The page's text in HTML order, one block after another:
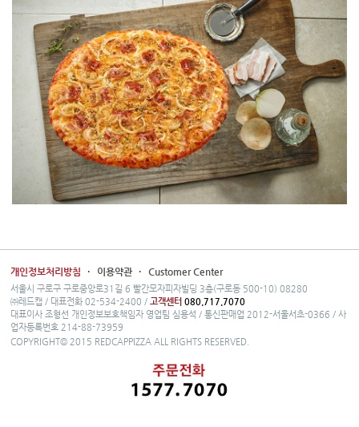
개인정보처리방침 · 이용약관 · Customer Center
서울시 구로구 구로중앙로31길 6 빨간모자피자빌딩 3층(구로동 500-10) 08280
㈜레드캡 / 대표전화 02-534-2400 /고객센터 080.717.7070
대표이사 조형선 개인정보보호책임자 영업팀 심용석 / 통신판매업 2012-서울서초-0366 / 사
업자등록번호 214-88-73959
COPYRIGHT© 2015 REDCAPPIZZA ALL RIGHTS RESERVED.